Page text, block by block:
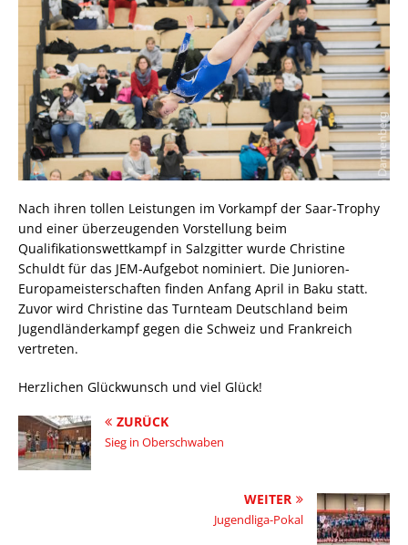
Nach ihren tollen Leistungen im Vorkampf der Saar-Trophy
und einer überzeugenden Vorstellung beim
Qualifikationswettkampf in Salzgitter wurde Christine
Schuldt für das JEM-Aufgebot nominiert. Die Junioren-
Europameisterschaften finden Anfang April in Baku statt.
Zuvor wird Christine das Turnteam Deutschland beim
Jugendländerkampf gegen die Schweiz und Frankreich
vertreten.
Herzlichen Glückwunsch und viel Glück!
ZURÜCK
Sieg in Oberschwaben
WEITER
Jugendliga-Pokal